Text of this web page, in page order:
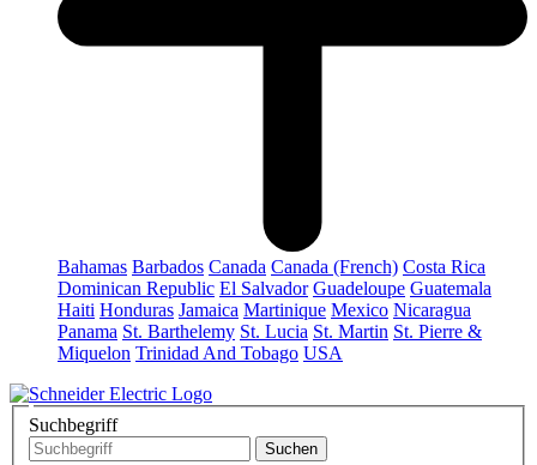
Bahamas Barbados Canada Canada (French) Costa Rica
Dominican Republic El Salvador Guadeloupe Guatemala
Haiti Honduras Jamaica Martinique Mexico Nicaragua
Panama St. Barthelemy St. Lucia St. Martin St. Pierre &
Miquelon Trinidad And Tobago USA
Suchbegriff